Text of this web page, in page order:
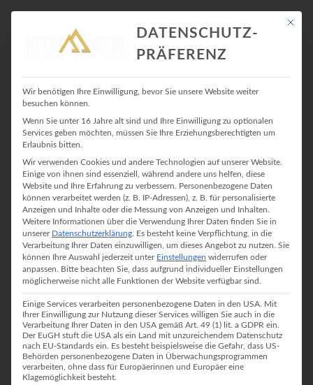
INSTAGRAM: KLETTERCOMICS
VON CONNIE SUN
4. April 2019 InKlettern
Diese Woche bin ich über die Comiczeichnerin Connie Sun
gestolpert. Connie ist eine in New York lebende Cartoonistin und
Schreiberin, die auch des öfteren über Klettern und das Leben
zeichnet. Dieser Comic beschreibt denke ich am Besten was uns
Kletterinnen und Kletterer so sehr am Klettern fasziniert, denn es
ihr auf Instagram vorbei. Ich finde sie hat euer Like definitiv verdient.
Und ich? Ich muss jetzt nachdenken. The struggle is real…
https://www.instagram.com/p/BsEksvugf2D/
Mit
DATENSCHUTZ-
PRÄFERENZ
Wir benötigen Ihre Einwilligung, bevor Sie unsere Website weiter
besuchen können.
Wenn Sie unter 16 Jahre alt sind und Ihre Einwilligung zu optionalen
Services geben möchten, müssen Sie Ihre Erziehungsberechtigten um
Erlaubnis bitten.
Wir verwenden Cookies und andere Technologien auf unserer Website.
Einige von ihnen sind essenziell, während andere uns helfen, diese
Website und Ihre Erfahrung zu verbessern.
Personenbezogene Daten
können verarbeitet werden (z. B. IP-Adressen), z. B. für personalisierte
Anzeigen und Inhalte oder die Messung von Anzeigen und Inhalten.
Weitere Informationen über die Verwendung Ihrer Daten finden Sie in
unserer Datenschutzerklärung Es besteht keine Verpflichtung, in die
Verarbeitung Ihrer Daten einzuwilligen, um dieses Angebot zu nutzen. Sie
können Ihre Auswahl jederzeit unter Einstellungen widerrufen oder
anpassen.
Bitte beachten Sie, dass aufgrund individueller Einstellungen
möglicherweise nicht alle Funktionen der Website verfügbar sind.
Einige Services verarbeiten personenbezogene Daten in den USA. Mit
Ihrer Einwilligung zur Nutzung dieser Services willigen Sie auch in die
Verarbeitung Ihrer Daten in den USA gemäß Art. 49 (1) lit. a GDPR ein.
Der EuGH stuft die USA als ein Land mit unzureichendem Datenschutz
nach EU-Standards ein. Es besteht beispielsweise die Gefahr, dass US-
Behörden personenbezogene Daten in Überwachungsprogrammen
verarbeiten, ohne dass für Europäerinnen und Europäer eine
Klagemöglichkeit besteht.